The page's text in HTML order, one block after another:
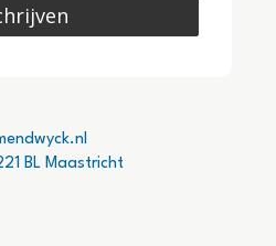
BL Maastricht